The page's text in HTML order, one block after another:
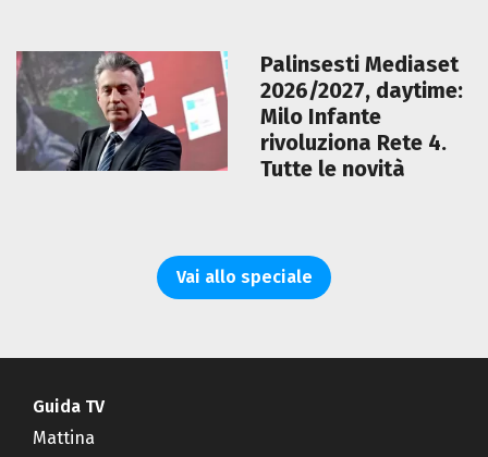
Palinsesti Mediaset
2026/2027, daytime:
Milo Infante
rivoluziona Rete 4.
Tutte le novità
Vai allo speciale
Guida TV
Mattina